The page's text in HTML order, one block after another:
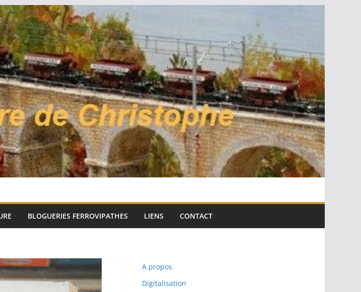
BLOGUERIES FERROVIPATHES LIENS CONTACT
A propos
Digitalisation